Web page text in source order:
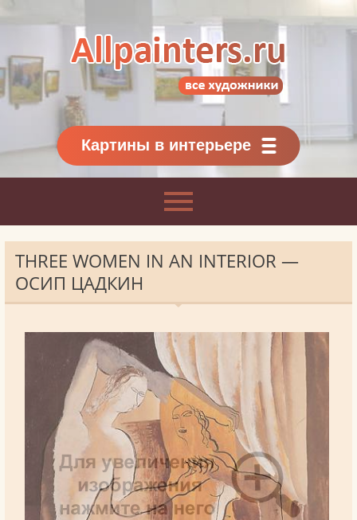
Картины классиков
и современников
Картины в интерьере
THREE WOMEN IN AN INTERIOR —
ОСИП ЦАДКИН